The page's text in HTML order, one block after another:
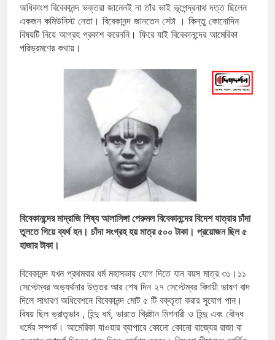
অধিকাংশ বিবেকানন্দ ভক্তরা জানেনই না তাঁর ভাই ভূপেন্দ্রনাথ দত্ত ছিলেন
একজন কমিউনিস্ট নেতা। বিবেকানন্দ জানতেন সেটা । কিন্তু কোনোদিন
বিষয়টি নিয়ে আগ্রহ প্রকাশ করেননি। ফিরে যাই বিবেকানন্দের আমেরিকা
পরিভ্রমণের কথায়।
বিবেকানন্দের মাদ্রাজি শিষ্য আলাসিঙ্গা পেরুমল বিবেকানন্দের বিদেশ যাত্রার চাঁদা
তুলতে গিয়ে ব্যর্থ হন। চাঁদা সংগ্রহ হয় মাত্র ৫০০ টাকা। প্রয়োজন ছিল ৫
হাজার টাকা।
বিবেকানন্দ যখন প্রথমবার ধর্ম মহাসভায় যোগ দিতে যান বয়স মাত্র ৩১।১১
সেপ্টেম্বর অভ্যর্থনার উত্তর আর শেষ দিন ২৭ সেপ্টেম্বর বিদায়ী ভাষণ বাদ
দিলে সাধারণ অধিবেশনে বিবেকানন্দ মোট ৫ টি বক্তৃতা করার সুযোগ পান।
বিষয় ছিল ভ্রাতৃভাব , হিন্দু ধর্ম, ভারতে খ্রিষ্টান মিশনারী ও হিন্দু এবং বৌদ্ধ
ধর্মের সম্পর্ক। আমেরিকা যাওয়ার ব্যাপারে কোনো কোনো রাজ্যের রাজা বা